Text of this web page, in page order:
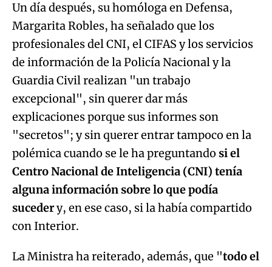
Try again
Un día después, su homóloga en Defensa,
Margarita Robles, ha señalado que los
profesionales del CNI, el CIFAS y los servicios
de información de la Policía Nacional y la
Guardia Civil realizan "un trabajo
excepcional", sin querer dar más
explicaciones porque sus informes son
"secretos"; y sin querer entrar tampoco en la
polémica cuando se le ha preguntando si el
Centro Nacional de Inteligencia (CNI) tenía
alguna información sobre lo que podía
sucedery, en ese caso, si la había compartido
con Interior.
La Ministra ha reiterado, además, que "todo el